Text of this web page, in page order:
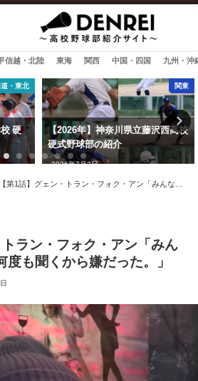
信越・北陸 東海 関西 中国・四国 九州・沖
・東北
硬
関東
【2026年】神奈川県立藤沢西高校
硬式野球部の紹介
2026年7月3日
【第1話】グェン・トラン・フォク・アン「みんな同
トラン・フォク・アン「みん
も聞くから嫌だった。」